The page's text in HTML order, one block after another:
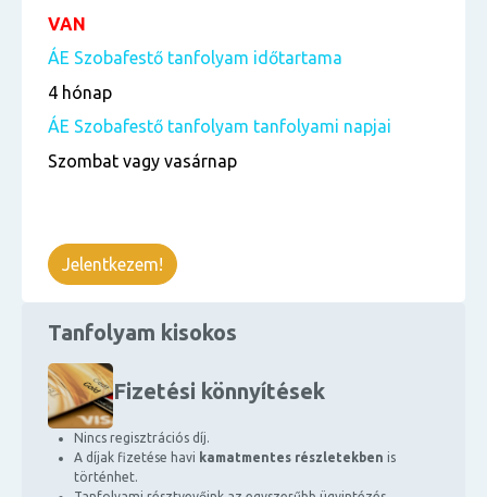
Tanfolyam kisokos
Fizetési könnyítések
Nincs regisztrációs díj.
A díjak fizetése havi kamatmentes részletekben is
történhet.
VAN
ÁE Szobafestő tanfolyam időtartama
4 hónap
ÁE Szobafestő tanfolyam tanfolyami napjai
Szombat vagy vasárnap
Jelentkezem!